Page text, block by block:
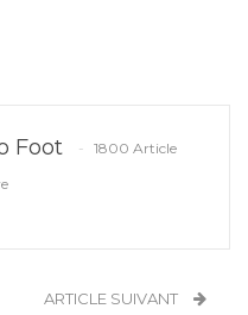
Foot
1800 Article
ARTICLE SUIVANT